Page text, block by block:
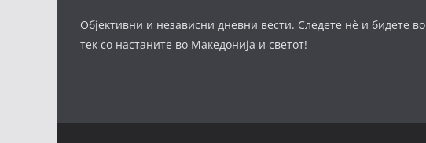
Објективни и независни дневни вести. Следете нè и бидете во
тек со настаните во Македонија и светот!